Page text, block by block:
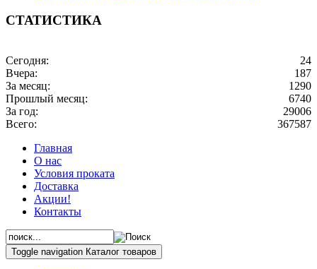
СТАТИСТИКА
Сегодня:
24
Вчера:
187
За месяц:
1290
Прошлый месяц:
6740
За год:
29006
Всего:
367587
Главная
О нас
Условия проката
Доставка
Акции!
Контакты
Toggle navigation Каталог товаров